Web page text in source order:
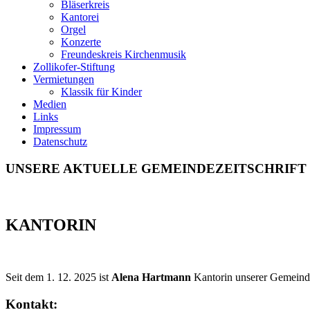
Bläserkreis
Kantorei
Orgel
Konzerte
Freundeskreis Kirchenmusik
Zollikofer-Stiftung
Vermietungen
Klassik für Kinder
Medien
Links
Impressum
Datenschutz
UNSERE AKTUELLE GEMEINDEZEITSCHRIFT
KANTORIN
Seit dem 1. 12. 2025 istAlena Hartmann Kantorin unserer
Kontakt: